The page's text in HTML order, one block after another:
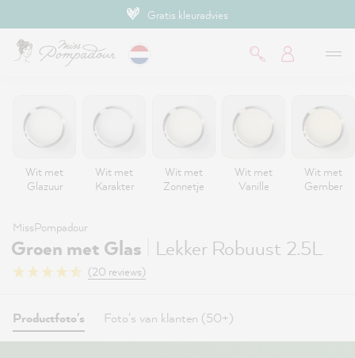
Gratis kleuradvies
Wit met
Glazuur
Wit met
Karakter
Wit met
Zonnetje
Wit met
Vanille
Wit met
Gember
MissPompadour
Groen met Glas Lekker Robuust 2.5L
(20 reviews)
Productfoto's Foto's van klanten (50+)